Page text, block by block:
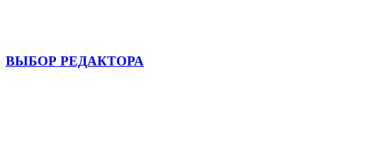
ВЫБОР РЕДАКТОРА